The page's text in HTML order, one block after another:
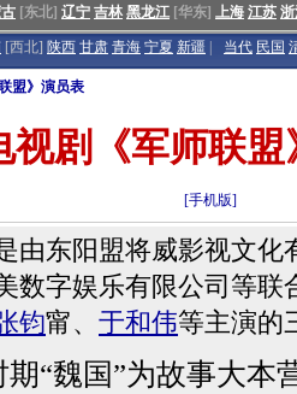
[东北] 辽宁 吉林 黑龙江 [华东] 上海 江苏
[西北] 陕西 甘肃 青海 宁夏 新疆 当代 民国
盟》演员表
视剧《军师联
[手机版]
东阳盟将威影视文化
数字娱乐有限公司等联
钧甯、 于和伟等主演的
“魏国”为故事大本